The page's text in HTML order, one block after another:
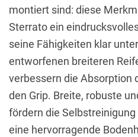
montiert sind: diese
Sterrato ein
seine Fähigkeiten klar
entworfenen breiteren
verbessern die Absorption
den Grip. Breite, robuste
fördern die
eine hervorragende